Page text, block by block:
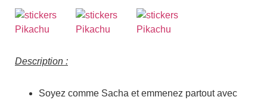
Description :
Soyez comme Sacha et emmenez partout avec